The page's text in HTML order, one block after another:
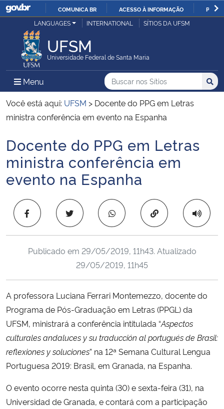
IR
COMUNICA BR ACESSO À INFORMAÇÃO
Ministério da Justiça e Segurança Pública
Ministério da Defesa
Ministério das Relações Exteriores
Ministério da Infraestrutura
Ministério da Agricultura, Pecuária e Abastecimento
Ministério da Educação
Ministério da Ciência, Tecnologia, Inovações e Comunicações
Ministério do Meio Ambiente
Ministério do Turismo
Ministério do Desenvolvimento Regional
LANGUAGES INTERNATIONAL SÍTIOS DA UFSM
UFSM
Universidade Federal de Santa Maria
Menu Menu Principal do Sítio
Busca
Buscar no nos Sítios
Busca:
Você está aqui: UFSM > Docente do PPG em Letras
ministra conferência em evento na Espanha
Início do conteúdo
Docente do PPG em Letras
ministra conferência em
evento na Espanha
Copiar para área
Publicado em 29/05/2019, 11h43. Atualizado
29/05/2019, 11h45
A professora Luciana Ferrari Montemezzo, docente do
Programa de Pós-Graduação em Letras (PPGL) da
UFSM, ministrará a conferência intitulada “Aspectos
culturales andaluces y su traducción al portugués de Brasil:
reflexiones y soluciones” na 12ª Semana Cultural Lengua
Portuguesa 2019: Brasil, em Granada, na Espanha.
O evento ocorre nesta quinta (30) e sexta-feira (31), na
Universidad de Granada, e contará com a participação